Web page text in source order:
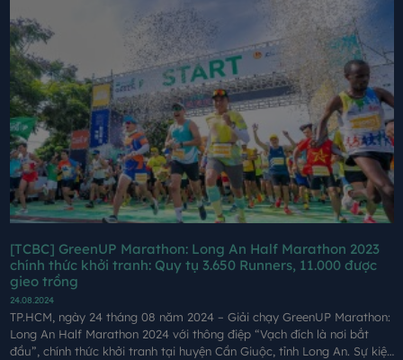
[TCBC] GreenUP Marathon: Long An Half Marathon 2023
chính thức khởi tranh: Quy tụ 3.650 Runners, 11.000 được
gieo trồng
24.08.2024
TP.HCM, ngày 24 tháng 08 năm 2024 – Giải chạy GreenUP Marathon:
Long An Half Marathon 2024 với thông điệp “Vạch đích là nơi bắt
đầu”, chính thức khởi tranh tại huyện Cần Giuộc, tỉnh Long An. Sự kiện